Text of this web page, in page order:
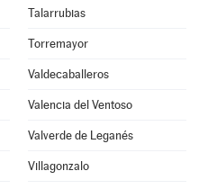
Talarrubias
Torremayor
Valdecaballeros
Valencia del Ventoso
Valverde de Leganés
Villagonzalo